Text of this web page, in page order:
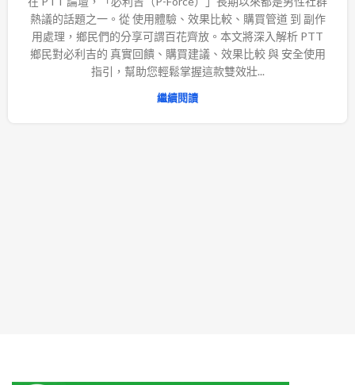
熱議的話題之一。從 使用體驗、效果比較、購買管道 到 副作
用處理，鄉民們的分享可謂百花齊放。本文將深入解析 PTT
鄉民對必利吉的 真實回饋、購買建議、效果比較 與 安全使用
指引，幫助您輕鬆掌握這款雙效壯...
繼續閱讀